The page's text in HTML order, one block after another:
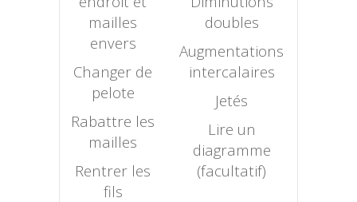
mailles
envers
Changer de
pelote
Rabattre les
mailles
Rentrer les
fils
doubles
Augmentations
intercalaires
Jetés
Lire un
diagramme
(facultatif)